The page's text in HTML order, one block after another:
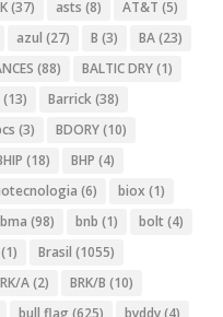
(37) asts (8) AT&T (5)
azul (27) B (3) BA(23)
(88) BALTIC DRY(1)
(13) Barrick(38)
(3) BDORY(10)
(18) BHP (4)
(6) biox (1)
bma (98) bnb (1) bolt (4)
(1) Brasil (1055)
A(2) BRK/B (10)
bull flag (625) byddy(4)